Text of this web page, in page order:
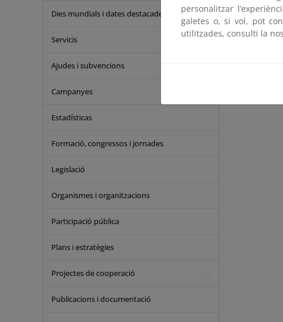
Dies mundials i dates destacades
Servicis
Ajudes i subvencions
Campanyes
Estadísticas
Formació, congressos i jornades
Legislació
Organismes i organitzacions
Participació pública
Plans i estratègies
Projectes de cooperació
Publicacions i documentació
personalitzar
galetes o, si vol, pot
utilitzades, consulti la